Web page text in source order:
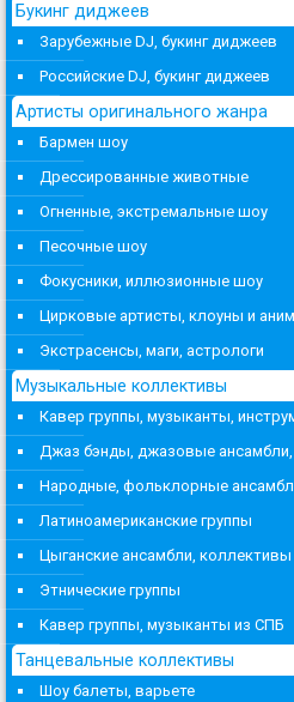
Букинг диджеев
Зарубежные DJ, букинг диджеев
Российские DJ, букинг диджеев
Артисты оригинального жанра
Бармен шоу
Дрессированные животные
Огненные, экстремальные шоу
Песочные шоу
Фокусники, иллюзионные шоу
Цирковые артисты, клоуны и
Экстрасенсы, маги, астрологи
Музыкальные коллективы
Кавер группы, музыканты,
Джаз бэнды, джазовые ансамбли,
Народные, фольклорные
Латиноамериканские группы
Цыганские ансамбли, коллективы
Этнические группы
Кавер группы, музыканты из СПБ
Танцевальные коллективы
Шоу балеты, варьете